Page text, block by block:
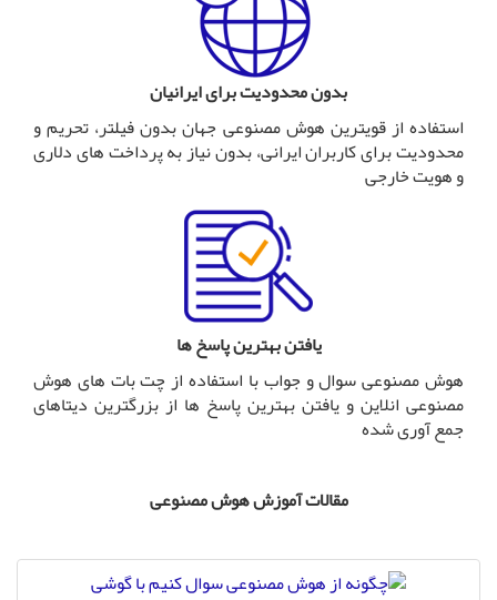
بدون محدودیت برای ایرانیان
استفاده از قویترین هوش مصنوعی جهان بدون فیلتر، تحریم و
محدودیت برای کاربران ایرانی، بدون نیاز به پرداخت های دلاری
و هویت خارجی
یافتن بهترین پاسخ ها
هوش مصنوعی سوال و جواب با استفاده از چت بات های هوش
مصنوعی انلاین و یافتن بهترین پاسخ ها از بزرگترین دیتاهای
جمع آوری شده
مقالات آموزش هوش مصنوعی